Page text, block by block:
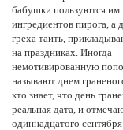
бабушки пользуются им
ингредиентов пирога, а
греха таить,
на праздниках. Иногда
немотивированную
называют днем
кто знает, что день
реальная дата, и
одиннадцатого